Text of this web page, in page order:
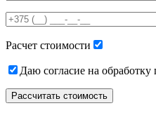
field
empty.
Расчет стоимости
Даю согласие на